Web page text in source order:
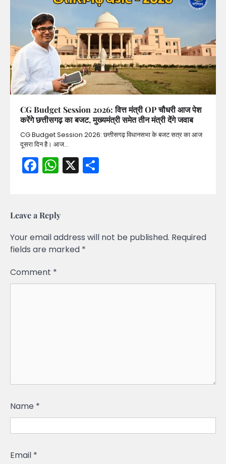
CG Budget Session 2026: वित्त मंत्री OP चौधरी आज पेश
करेंगे छत्तीसगढ़ का बजट, मुख्यमंत्री समेत तीन मंत्री देंगे जवाब
CG Budget Session 2026: छत्तीसगढ़ विधानसभा के बजट सत्र का आज
दूसरा दिन है। आज…
Facebook
WhatsApp
X
Leave a Reply
Your email address will not be published. Required
fields are marked *
Comment *
Name *
Email *